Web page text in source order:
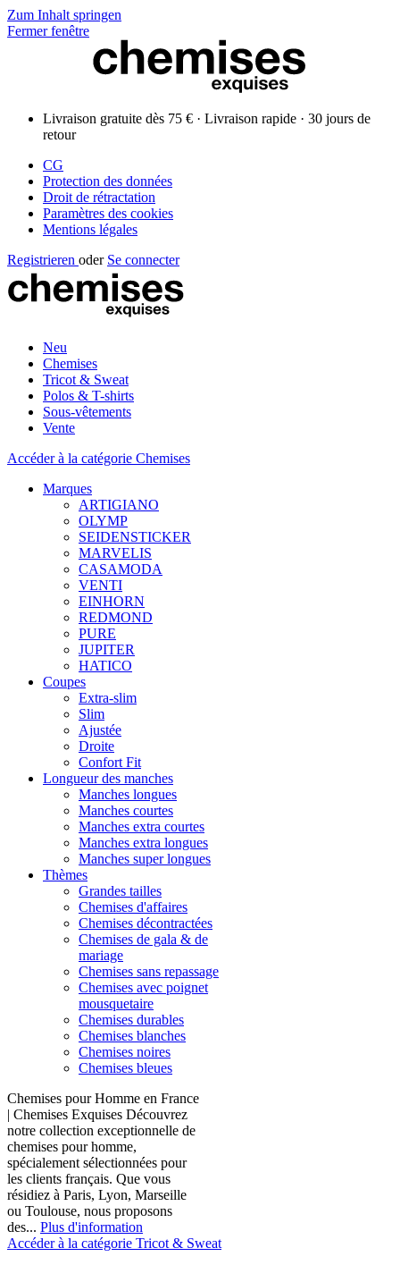
Zum Inhalt springen
Fermer fenêtre
Livraison gratuite dès 75 € · Livraison rapide · 30 jours de
retour
CG
Protection des données
Droit de rétractation
Paramètres des cookies
Mentions légales
Registrieren oder Se connecter
Neu
Chemises
Tricot & Sweat
Polos & T-shirts
Sous-vêtements
Vente
Accéder à la catégorie Chemises
Marques
ARTIGIANO
OLYMP
SEIDENSTICKER
MARVELIS
CASAMODA
VENTI
EINHORN
REDMOND
PURE
JUPITER
HATICO
Coupes
Extra-slim
Slim
Ajustée
Droite
Confort Fit
Longueur des manches
Manches longues
Manches courtes
Manches extra courtes
Manches extra longues
Manches super longues
Thèmes
Grandes tailles
Chemises d'affaires
Chemises décontractées
Chemises de gala & de
mariage
Chemises sans repassage
Chemises avec poignet
mousquetaire
Chemises durables
Chemises blanches
Chemises noires
Chemises bleues
Chemises pour Homme en France
| Chemises Exquises Découvrez
notre collection exceptionnelle de
chemises pour homme,
spécialement sélectionnées pour
les clients français. Que vous
résidiez à Paris, Lyon, Marseille
ou Toulouse, nous proposons
des... Plus d'information
Accéder à la catégorie Tricot & Sweat